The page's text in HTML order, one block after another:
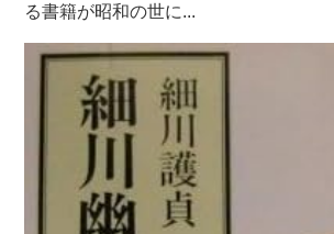
る書籍が昭和の世に...